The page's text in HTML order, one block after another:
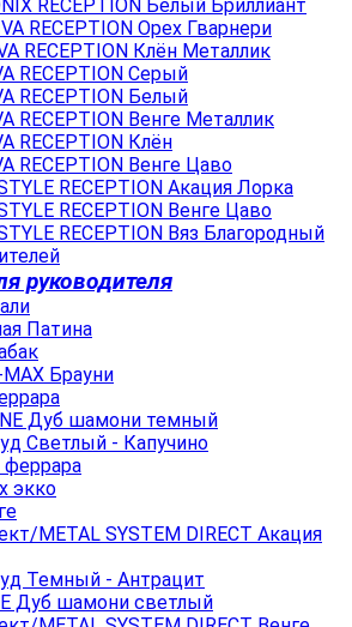
RECEPTION Белый Бриллиант
RECEPTION Орех Гварнери
RECEPTION Клён Металлик
RECEPTION Серый
RECEPTION Белый
RECEPTION Венге Металлик
RECEPTION Клён
RECEPTION Венге Цаво
RECEPTION Акация Лорка
RECEPTION Венге Цаво
RECEPTION Вяз Благородный
руководителя
Патина
Брауни
Дуб шамони темный
Светлый - Капучино
экко
METAL SYSTEM DIRECT Акация
Темный - Антрацит
Дуб шамони светлый